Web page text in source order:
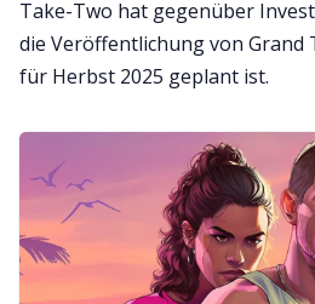
Take-Two hat gegenüber
die Veröffentlichung von
für Herbst 2025 geplant ist.